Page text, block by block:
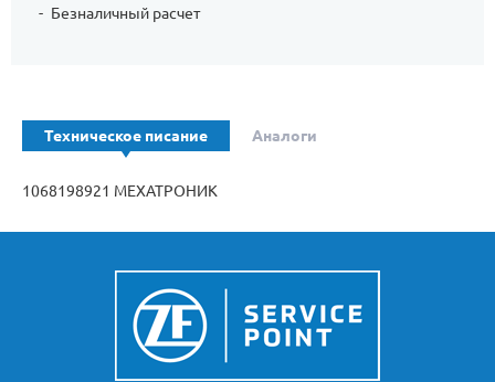
Безналичный расчет
Техническое писание Аналоги
1068198921 МЕХАТРОНИК